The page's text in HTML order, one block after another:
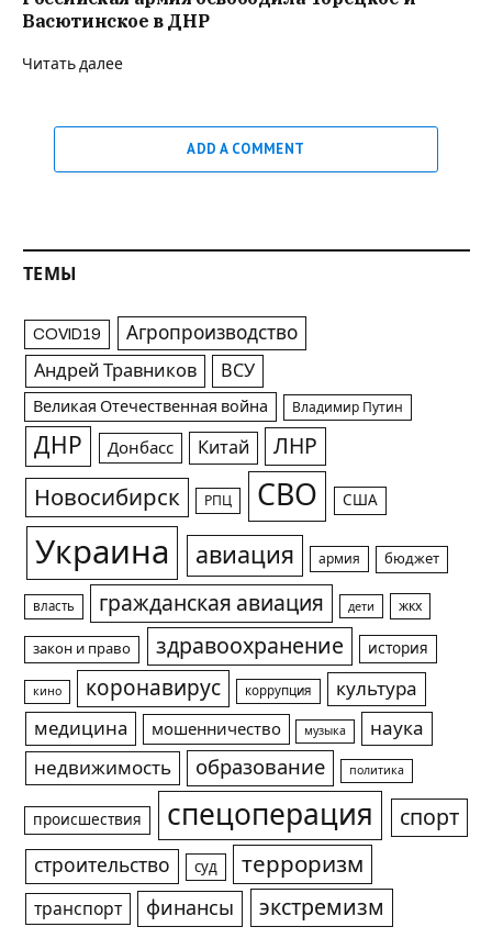
Васютинское в ДНР
Читать далее
ADD A COMMENT
ТЕМЫ
COVID19 Агропроизводство
Андрей Травников ВСУ
Великая Отечественная война Владимир Путин
ДНР Донбасс Китай ЛНР
Новосибирск РПЦ СВО США
Украина авиация армия бюджет
власть гражданская авиация дети жкх
закон и право здравоохранение история
кино коронавирус коррупция
культура
медицина
мошенничество музыка
наука
недвижимость
образование политика
происшествия спецоперация спорт
строительство суд терроризм
транспорт финансы экстремизм